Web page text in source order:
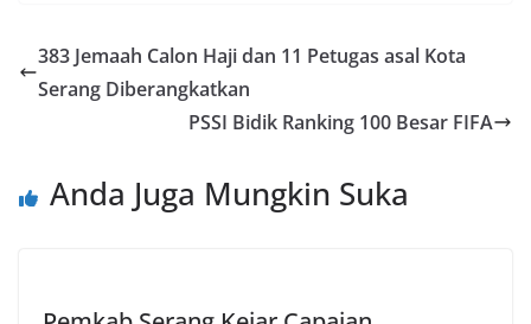
383 Jemaah Calon Haji dan 11 Petugas asal Kota
Serang Diberangkatkan
PSSI Bidik Ranking 100 Besar FIFA
Anda Juga Mungkin Suka